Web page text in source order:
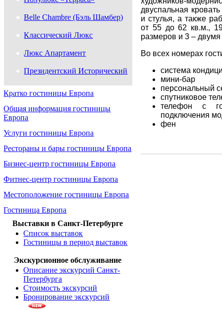
Belle Chambre (Бэль Шамбер)
Классический Люкс
Люкс Апартамент
Президентский Исторический
Кратко гостиницы Европа
Общая информация гостиницы
Европа
Услуги гостиницы Европа
Рестораны и бары гостиницы Европа
Бизнес-центр гостиницы Европа
Фитнес-центр гостиницы Европа
Местоположение гостиницы Европа
Гостиница Европа
Выставки в Санкт-Петербурге
Список выставок
Гостиницы в период выставок
Экскурсионное обслуживание
Описание экскурсий Санкт-
Петербурга
Стоимость экскурсий
Бронирование экскурсий
двуспальная
и стулья, а также
от 55 до 62 кв.м.,
размеров и 3 –
Во всех номерах
система
мини-бар
персональный
спутниковое
телефон с
подключения
фен